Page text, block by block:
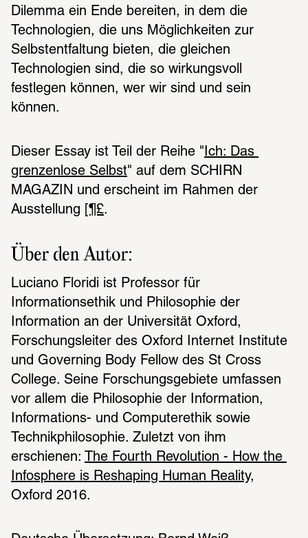
Dilemma ein Ende bereiten, in dem die
Technologien, die uns Möglichkeiten zur
Selbstentfaltung bieten, die gleichen
Technologien sind, die so wirkungsvoll
festlegen können, wer wir sind und sein
können.
Dieser Essay ist Teil der Reihe " Ich: Das
grenzenlose Selbst" auf dem SCHIRN
MAGAZIN und erscheint im Rahmen der
Ausstellung
[¶£.
Über den Autor:
Luciano Floridi ist Professor für
Informationsethik und Philosophie der
Information an der Universität Oxford,
Forschungsleiter des Oxford Internet Institute
und Governing Body Fellow des St Cross
College. Seine Forschungsgebiete umfassen
vor allem die Philosophie der Information,
Informations- und Computerethik sowie
Technikphilosophie. Zuletzt von ihm
erschienen:
The Fourth Revolution - How the
Infosphere is Reshaping Human Reality,
Oxford 2016.